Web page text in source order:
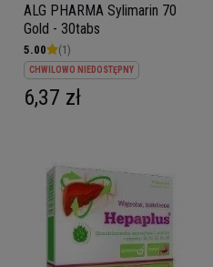
ALG PHARMA Sylimarin 70
Gold - 30tabs
5.00 (1)
CHWILOWO NIEDOSTĘPNY
6,37 zł